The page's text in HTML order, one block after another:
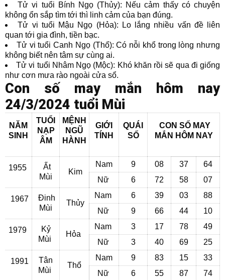
Tử vi tuổi Bính Ngọ (Thủy): Nếu cảm thấy có chuyện
không ổn sắp tìm tới thì linh cảm của bạn đúng.
Tử vi tuổi Mậu Ngọ (Hỏa): Lo lắng nhiều vấn đề liên
quan tới gia đình, tiền bạc.
Tử vi tuổi Canh Ngọ (Thổ): Có nỗi khổ trong lòng nhưng
không biết nên tâm sự cùng ai.
Tử vi tuổi Nhâm Ngọ (Mộc): Khó khăn rồi sẽ qua đi giống
như cơn mưa rào ngoài cửa sổ.
Con số may mắn hôm nay
24/3/2024 tuổi Mùi
NĂM
SINH
TUỔI
NẠP
ÂM
MỆNH
NGŨ
HÀNH
GIỚI
TÍNH
QUÁI
SỐ
CON SỐ MAY
MẮN HÔM NAY
1955
Ất
Mùi
Kim
Nam 9 08 37
64
Nữ
6 72 58 07
1967
Đinh
Mùi
Thủy
Nam 6 39 03
88
Nữ
9 66 44 10
1979
Kỷ
Mùi
Hỏa
Nam 3 17 78
49
Nữ
3 40 69 25
1991
Tân
Mùi
Thổ
Nam 9 83 15
33
Nữ
6 55 87 74